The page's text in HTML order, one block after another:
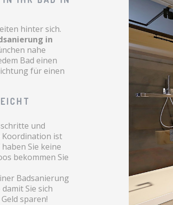
hinter sich.
in
nahe
Bad einen
für einen
und
Koordination ist
Sie keine
bekommen Sie
Badsanierung
Sie sich
sparen!